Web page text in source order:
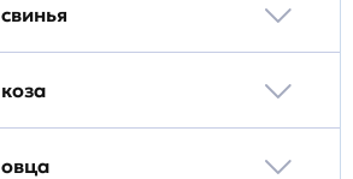
свинья
коза
овца